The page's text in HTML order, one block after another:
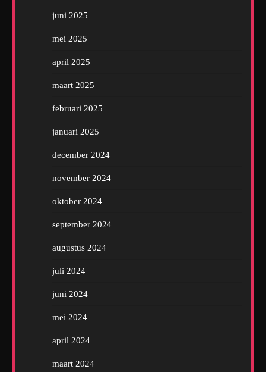
juni 2025
mei 2025
april 2025
maart 2025
februari 2025
januari 2025
december 2024
november 2024
oktober 2024
september 2024
augustus 2024
juli 2024
juni 2024
mei 2024
april 2024
maart 2024